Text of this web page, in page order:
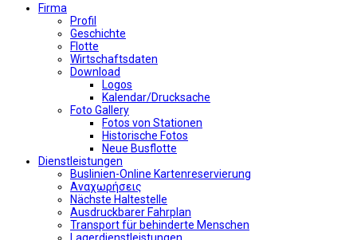
Firma
Profil
Geschichte
Flotte
Wirtschaftsdaten
Download
Logos
Kalendar/Drucksache
Foto Gallery
Fotos von Stationen
Historische Fotos
Neue Busflotte
Dienstleistungen
Buslinien-Online Kartenreservierung
Αναχωρήσεις
Nächste Haltestelle
Αusdruckbarer Fahrplan
Transport für behinderte Menschen
Lagerdienstleistungen